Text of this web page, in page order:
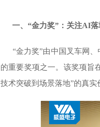
一、“金力奖”：关注AI
“金力奖”由中国叉车网
的重要奖项之一。该奖项旨
技术突破到场景落地”的真实